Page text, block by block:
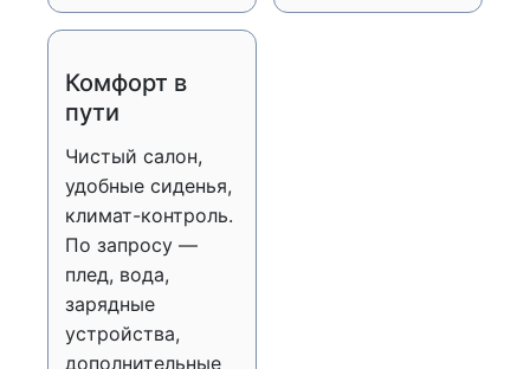
Комфорт в
пути
Чистый салон,
удобные сиденья,
климат-контроль.
По запросу —
плед, вода,
зарядные
устройства,
дополнительные